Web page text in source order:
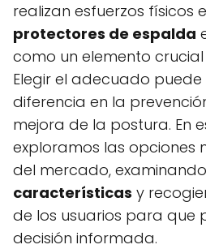
realizan esfuerzos físicos
protectores de espalda
como un elemento
Elegir el adecuado
diferencia en la
mejora de la postura. En
exploramos las opciones
del mercado,
características y
de los usuarios para que
decisión informada.